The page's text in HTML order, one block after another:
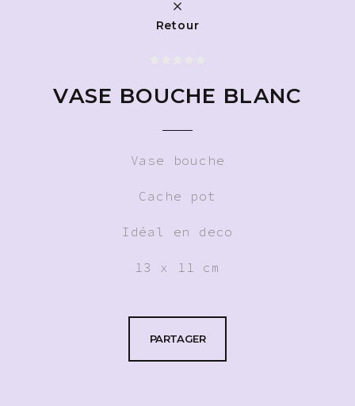
Retour
VASE BOUCHE BLANC
Vase bouche
Cache pot
Idéal en deco
13 x 11 cm
PARTAGER